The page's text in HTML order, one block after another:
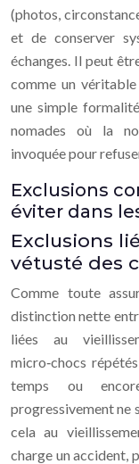
(photos,
et de conserver
échanges. Il peut
comme un
une simple
nomades où la
invoquée pour
Exclusions
éviter dans
Exclusions
vétusté des
Comme toute
distinction nette
liées au
micro‑chocs
temps ou
progressivement ne
cela au
charge un accident,